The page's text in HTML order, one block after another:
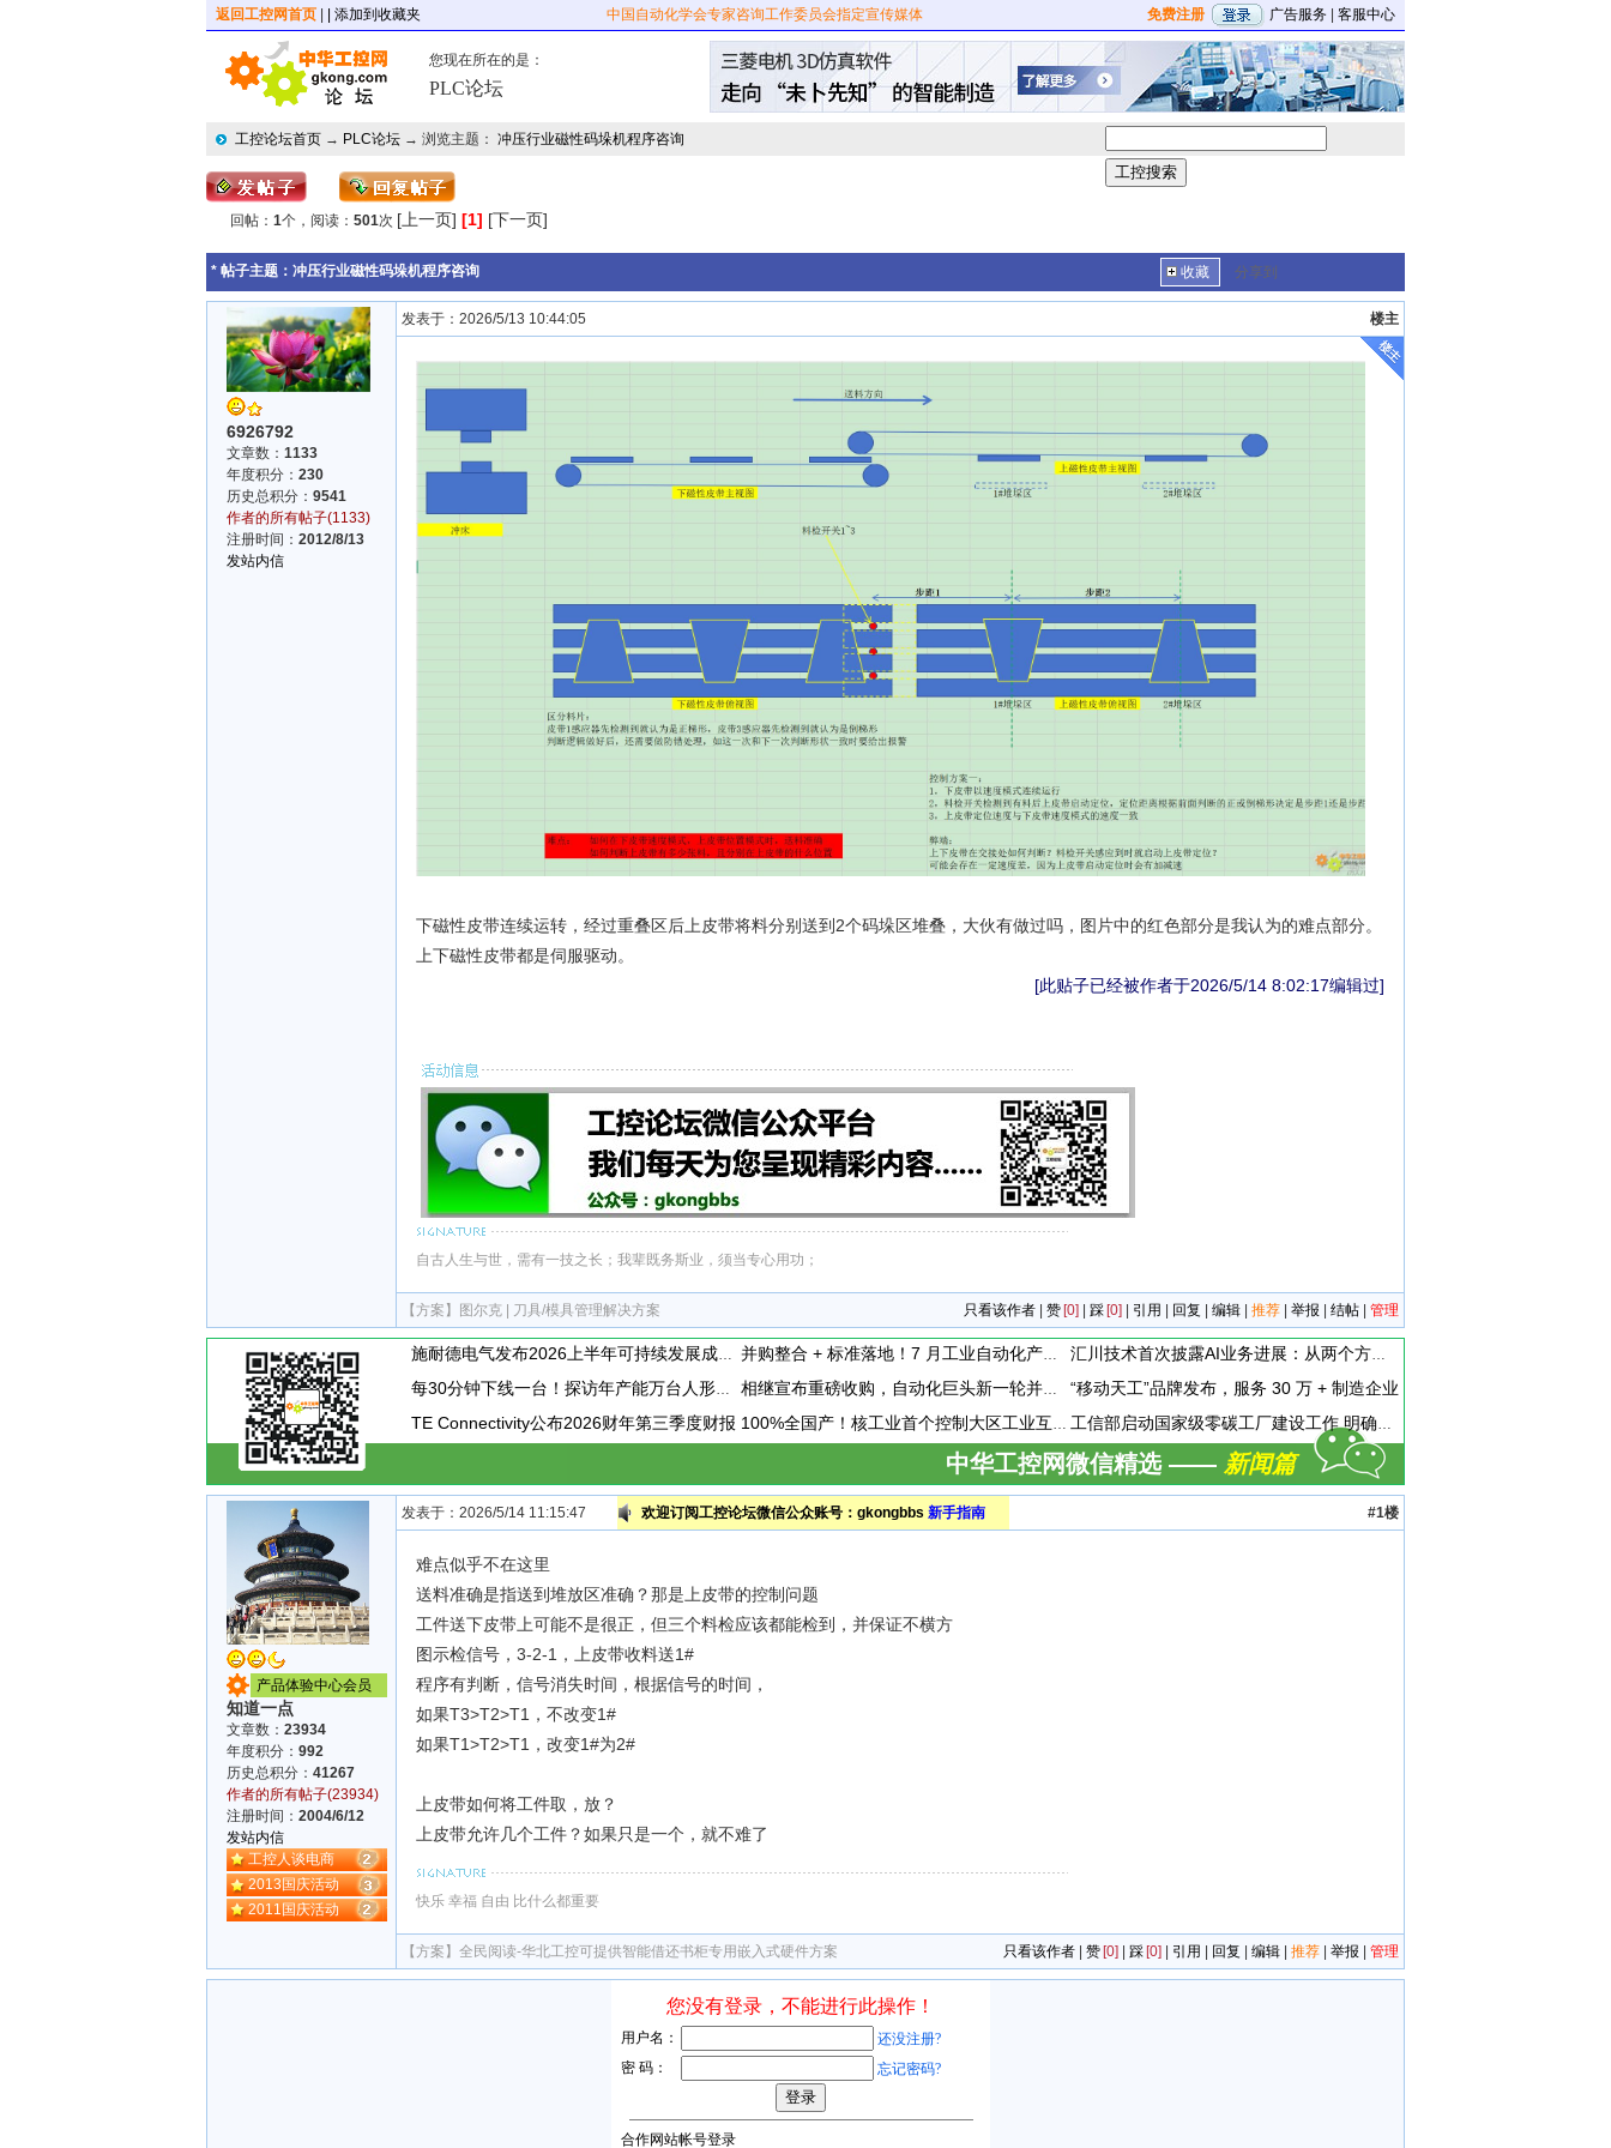
返回工控网首页 | 添加到收藏夹 中国自动化学会专家咨询工作委员会指定宣传媒体 免费注册 广告服务 客服中心
您现在所在的是：
PLC论坛
工控论坛首页 → PLC论坛 → 浏览主题： 冲压行业磁性码垛机程序咨询
回帖： 1个，阅读： 501次 [上一页] [1] [下一页]
* 帖子主题： 冲压行业磁性码垛机程序咨询 收藏 分享到
6926792
文章数： 1133
年度积分： 230
历史总积分： 9541
作者的所有帖子(1133)
注册时间： 2012/8/13
发站内信
发表于：2026/5/13 10:44:05 楼主
下磁性皮带连续运转，经过重叠区后上皮带将料分别送到2个码垛区堆叠，大伙有做过吗，图片中的红色部分是我认为的难点部分。
上下磁性皮带都是伺服驱动。
[此贴子已经被作者于2026/5/14 8:02:17编辑过]
自古人生与世，需有一技之长；我辈既务斯业，须当专心用功；
【方案】 图尔克 | 刀具/模具管理解决方案 只看该作者 赞 [0] 踩 [0] 引用 回复 编辑 推荐 举报 结帖 管理
施耐德电气发布2026上半年可持续发展成绩单 "Impact 2030"路线图开局稳健 并购整合 + 标准落地！7 月工业自动化产业动态速递 汇川技术首次披露AI业务进展：从两个方面推动“AI业务化”落地
每30分钟下线一台！探访年产能万台人形机器人工厂 相继宣布重磅收购，自动化巨头新一轮并购潮剑指何方？
“移动天工”品牌发布，服务 30 万 + 制造企业
TE Connectivity公布2026财年第三季度财报
100%全国产！核工业首个控制大区工业互联网平台成功研制 工信部启动国家级零碳工厂建设工作 明确六方面申报条件
中华工控网微信精选 —— 新闻篇
产品体验中心会员
知道一点
文章数： 23934
年度积分： 992
历史总积分： 41267
作者的所有帖子(23934)
注册时间： 2004/6/12
发站内信
工控人谈电商
2013国庆活动
2011国庆活动
发表于：2026/5/14 11:15:47 欢迎订阅工控论坛微信公众账号：gkongbbs 新手指南 #1楼
难点似乎不在这里
送料准确是指送到堆放区准确？那是上皮带的控制问题
工件送下皮带上可能不是很正，但三个料检应该都能检到，并保证不横方
图示检信号，3-2-1，上皮带收料送1#
程序有判断，信号消失时间，根据信号的时间，
如果T3>T2>T1，不改变1#
如果T1>T2>T1，改变1#为2#
上皮带如何将工件取，放？
上皮带允许几个工件？如果只是一个，就不难了
快乐 幸福 自由 比什么都重要
【方案】 全民阅读-华北工控可提供智能借还书柜专用嵌入式硬件方案 只看该作者 赞 [0] 踩 [0] 引用 回复 编辑 推荐 举报 管理